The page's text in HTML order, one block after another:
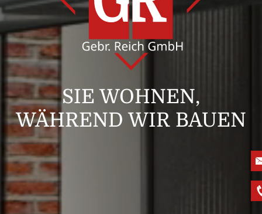
SIE WOHNEN,
WÄHREND WIR BAUEN